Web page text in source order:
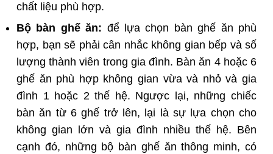
chất liệu phù hợp.
Bộ bàn ghế ăn: để lựa chọn bàn ghế ăn phù
hợp, bạn sẽ phải cân nhắc không gian bếp và số
lượng thành viên trong gia đình. Bàn ăn 4 hoặc 6
ghế ăn phù hợp không gian vừa và nhỏ và gia
đình 1 hoặc 2 thế hệ. Ngược lại, những chiếc
bàn ăn từ 6 ghế trở lên, lại là sự lựa chọn cho
không gian lớn và gia đình nhiều thế hệ. Bên
cạnh đó, những bộ bàn ghế ăn thông minh, có